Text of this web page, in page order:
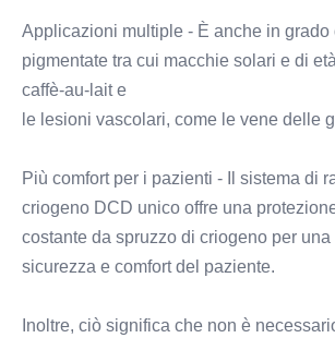
Applicazioni multiple - È anche in grado
pigmentate tra cui macchie solari e di
caffè-au-lait e
le lesioni vascolari, come le vene delle
Più comfort per i pazienti - Il sistema di
criogeno DCD unico offre una
costante da spruzzo di criogeno per
sicurezza e comfort del paziente.
Inoltre, ciò significa che non è